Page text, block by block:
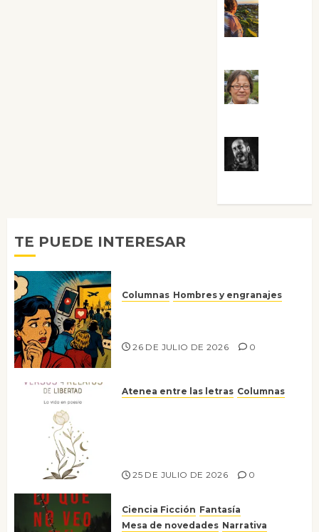
TE PUEDE INTERESAR
Columnas Hombres y engranajes
26 DE JULIO DE 2026 0
Atenea entre las letras Columnas
25 DE JULIO DE 2026 0
Ciencia Ficción Fantasía
Mesa de novedades Narrativa